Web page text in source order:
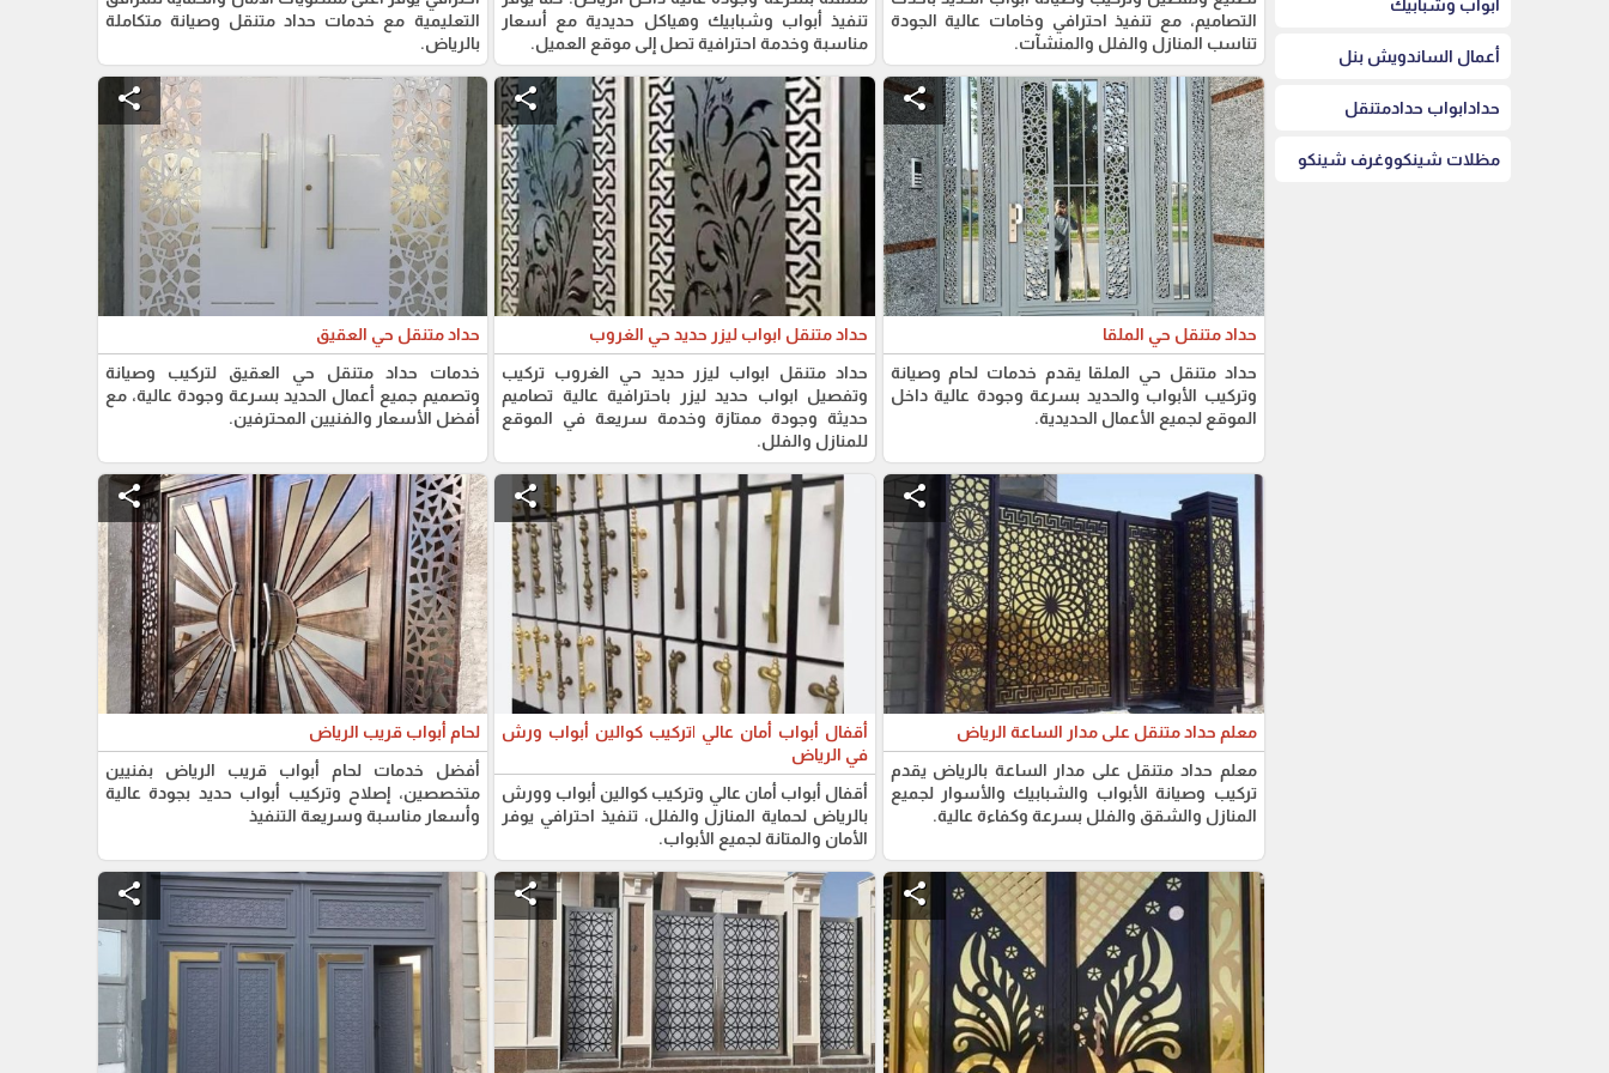
أبواب وشبابيك
أعمال الساندويش بنل
حدادابواب حدادمتنقل
مظلات شينكووغرف شينكو
التصاميم، مع تنفيذ احترافي وخامات عالية الجودة
تناسب المنازل والفلل والمنشآت.
تنفيذ أبواب وشبابيك وهياكل حديدية مع أسعار
مناسبة وخدمة احترافية تصل إلى موقع العميل.
التعليمية مع خدمات حداد متنقل وصيانة متكاملة
بالرياض.
share
حداد متنقل حي الملقا
حداد متنقل حي الملقا يقدم خدمات لحام وصيانة
وتركيب الأبواب والحديد بسرعة وجودة عالية داخل
الموقع لجميع الأعمال الحديدية.
share
حداد متنقل ابواب ليزر حديد حي الغروب
حداد متنقل ابواب ليزر حديد حي الغروب تركيب
وتفصيل ابواب حديد ليزر باحترافية عالية تصاميم
حديثة وجودة ممتازة وخدمة سريعة في الموقع
للمنازل والفلل.
share
حداد متنقل حي العقيق
خدمات حداد متنقل حي العقيق لتركيب وصيانة
وتصميم جميع أعمال الحديد بسرعة وجودة عالية، مع
أفضل الأسعار والفنيين المحترفين.
share
معلم حداد متنقل على مدار الساعة الرياض
معلم حداد متنقل على مدار الساعة بالرياض يقدم
تركيب وصيانة الأبواب والشبابيك والأسوار لجميع
المنازل والشقق والفلل بسرعة وكفاءة عالية.
share
أقفال أبواب أمان عالي |تركيب كوالين أبواب ورش
في الرياض
أقفال أبواب أمان عالي وتركيب كوالين أبواب وورش
بالرياض لحماية المنازل والفلل، تنفيذ احترافي يوفر
الأمان والمتانة لجميع الأبواب.
share
لحام أبواب قريب الرياض
أفضل خدمات لحام أبواب قريب الرياض بفنيين
متخصصين، إصلاح وتركيب أبواب حديد بجودة عالية
وأسعار مناسبة وسريعة التنفيذ
share
share
share